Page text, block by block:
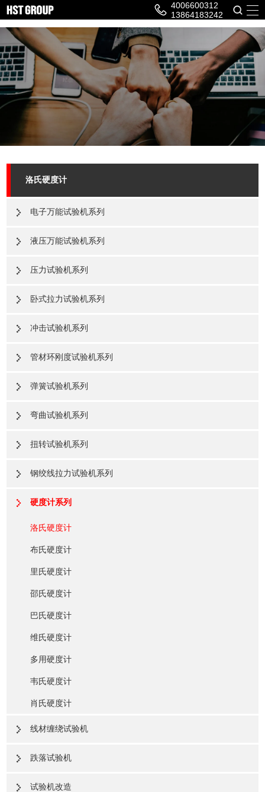
4006600312
13864183242
洛氏硬度计
电子万能试验机系列
液压万能试验机系列
压力试验机系列
卧式拉力试验机系列
冲击试验机系列
管材环刚度试验机系列
弹簧试验机系列
弯曲试验机系列
扭转试验机系列
钢绞线拉力试验机系列
硬度计系列
洛氏硬度计
布氏硬度计
里氏硬度计
邵氏硬度计
巴氏硬度计
维氏硬度计
多用硬度计
韦氏硬度计
肖氏硬度计
线材缠绕试验机
跌落试验机
试验机改造